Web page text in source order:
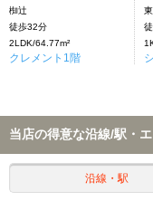
椥辻
徒歩32分
2LDK/64.77m²
クレメント1階
当店の得意な沿線/駅・
沿線・駅